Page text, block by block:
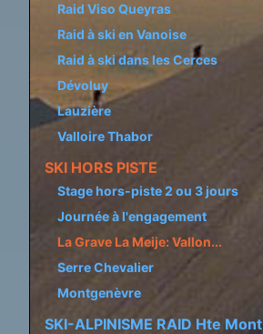
Raid Viso Queyras
Raid à ski en Vanoise
Raid à ski dans les Cerces
Dévoluy
Lauzière
Valloire Thabor
SKI HORS PISTE
Stage hors-piste 2 ou 3 jours
Journée à l'engagement
La Grave La Meije: Vallon...
Serre Chevalier
Montgenèvre
SKI-ALPINISME RAID Hte Mont